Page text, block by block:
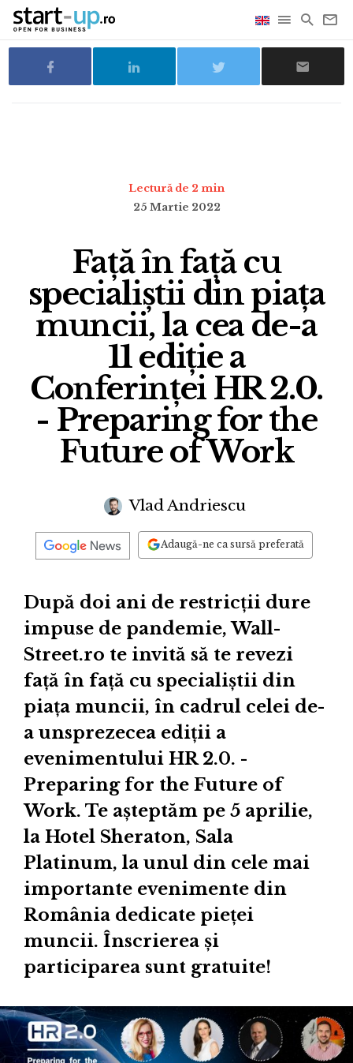
Lectură de 2 min
25 Martie 2022
Față în față cu
specialiștii din piața
muncii, la cea de-a
11 ediție a
Conferinței HR 2.0.
- Preparing for the
Future of Work
Vlad Andriescu
Adaugă-ne ca sursă preferată
După doi ani de restricții dure
impuse de pandemie, Wall-
Street.ro te invită să te revezi
față în față cu specialiștii din
piața muncii, în cadrul celei de-
a unsprezecea ediții a
evenimentului HR 2.0. -
Preparing for the Future of
Work. Te așteptăm pe 5 aprilie,
la Hotel Sheraton, Sala
Platinum, la unul din cele mai
importante evenimente din
România dedicate pieței
muncii. Înscrierea și
participarea sunt gratuite!